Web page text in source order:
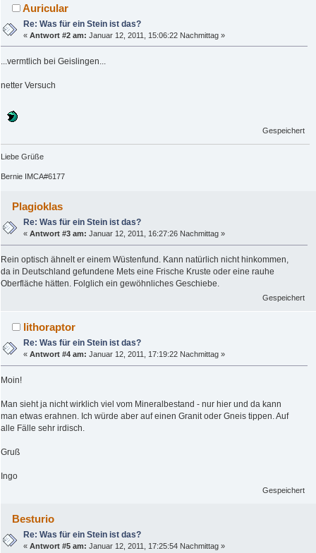
Auricular
Re: Was für ein Stein ist das?
«Antwort #2 am: Januar 12, 2011, 15:06:22 Nachmittag »
...vermtlich bei Geislingen...
netter Versuch
Gespeichert
Liebe Grüße
Bernie IMCA#6177
Plagioklas
Re: Was für ein Stein ist das?
«Antwort #3 am: Januar 12, 2011, 16:27:26 Nachmittag »
Rein optisch ähnelt er einem Wüstenfund. Kann natürlich nicht hinkommen,
da in Deutschland gefundene Mets eine Frische Kruste oder eine rauhe
Oberfläche hätten. Folglich ein gewöhnliches Geschiebe.
Gespeichert
lithoraptor
Re: Was für ein Stein ist das?
«Antwort #4 am: Januar 12, 2011, 17:19:22 Nachmittag »
Moin!
Man sieht ja nicht wirklich viel vom Mineralbestand - nur hier und da kann
man etwas erahnen. Ich würde aber auf einen Granit oder Gneis tippen. Auf
alle Fälle sehr irdisch.
Gruß
Ingo
Gespeichert
Besturio
Re: Was für ein Stein ist das?
«Antwort #5 am: Januar 12, 2011, 17:25:54 Nachmittag »